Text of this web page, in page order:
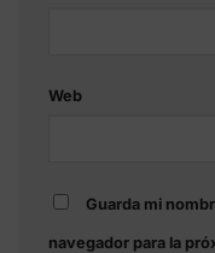
Web
Guarda mi
navegador para la